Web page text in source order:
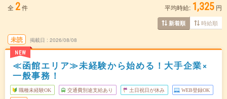
全 2件 平均時給: 1,325 円
新着順 時給順
未読
NEW
掲載日 2026/08/08
≪函館エリア≫未経験から始める！大手企業×
一般事務！
職種未経験OK 交通費別途支給あり 土日祝日が休み WEB登録OK